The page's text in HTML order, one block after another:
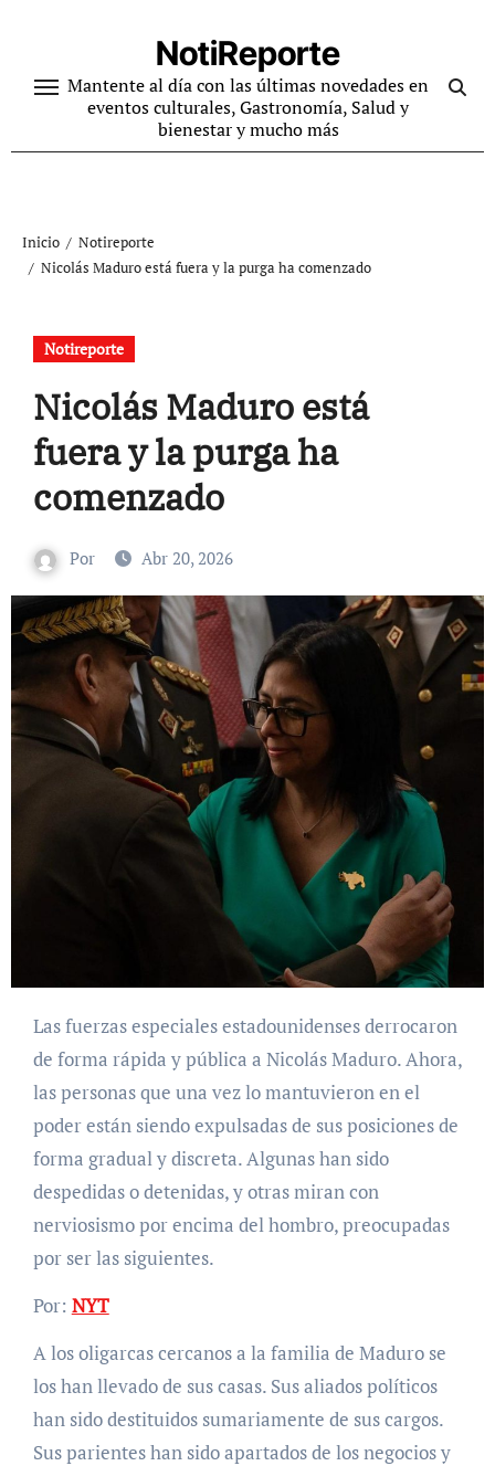
contenido
NotiReporte
Mantente al día con las últimas novedades en
eventos culturales, Gastronomía, Salud y
bienestar y mucho más
Inicio
Notireporte
Nicolás Maduro está fuera y la purga ha comenzado
Notireporte
Nicolás Maduro está
fuera y la purga ha
comenzado
Por Abr 20, 2026
Las fuerzas especiales estadounidenses derrocaron
de forma rápida y pública a Nicolás Maduro. Ahora,
las personas que una vez lo mantuvieron en el
poder están siendo expulsadas de sus posiciones de
forma gradual y discreta. Algunas han sido
despedidas o detenidas, y otras miran con
nerviosismo por encima del hombro, preocupadas
por ser las siguientes.
Por: NYT
A los oligarcas cercanos a la familia de Maduro se
los han llevado de sus casas. Sus aliados políticos
han sido destituidos sumariamente de sus cargos.
Sus parientes han sido apartados de los negocios y